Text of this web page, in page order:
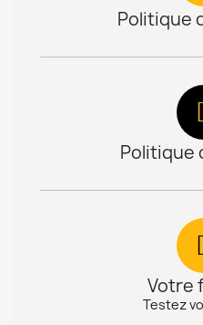
Politique
Politique
Votre
Testez